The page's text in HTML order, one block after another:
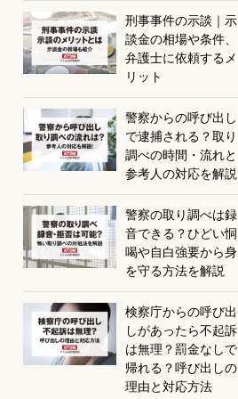
刑事事件の示談｜示
談金の相場や条件、
弁護士に依頼するメ
リット
警察からの呼び出し
で逮捕される？取り
調べの時間・流れと
参考人の対応を解説
警察の取り調べは録
音できる？ひどい恫
喝や自白強要から身
を守る方法を解説
検察庁からの呼び出
しがあったら不起訴
は無理？罰金なしで
帰れる？呼び出しの
理由と対応方法